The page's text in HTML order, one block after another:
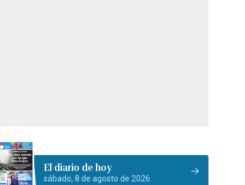
El diario de hoy
sábado, 8 de agosto de 2026